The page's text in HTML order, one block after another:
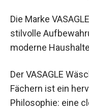
Die Marke
stilvolle
moderne
Der VASAGLE
Fächern ist ein
Philosophie: eine